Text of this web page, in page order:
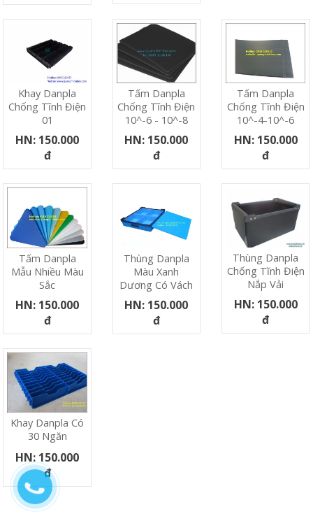
Khay Danpla
Chống Tĩnh Điện
01
HN: 150.000
đ
Tấm Danpla
Chống Tĩnh Điện
10^-6 - 10^-8
HN: 150.000
đ
Tấm Danpla
Chống Tĩnh Điện
10^-4-10^-6
HN: 150.000
đ
Tấm Danpla
Mẫu Nhiều Màu
Sắc
HN: 150.000
đ
Thùng Danpla
Màu Xanh
Dương Có Vách
HN: 150.000
đ
Thùng Danpla
Chống Tĩnh Điện
Nắp Vải
HN: 150.000
đ
Khay Danpla Có
30 Ngăn
HN: 150.000
đ